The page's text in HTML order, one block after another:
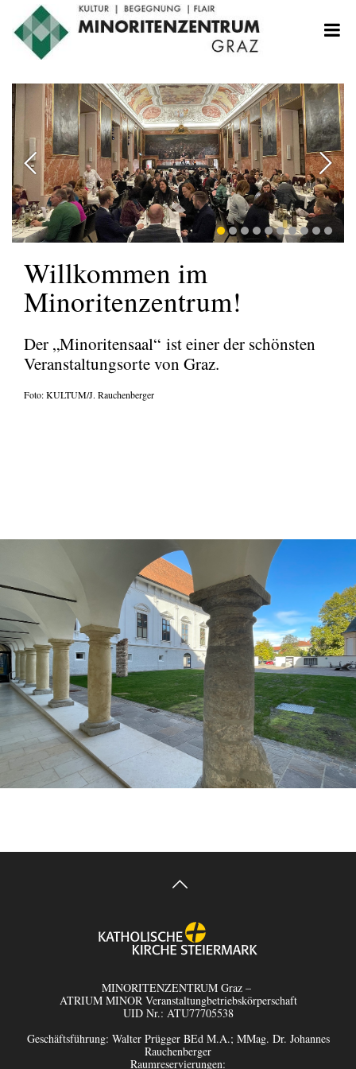
Willkommen im
Minoritenzentrum!
Der „Minoritensaal“ ist einer der schönsten
Veranstaltungsorte von Graz.
Foto: KULTUM/J. Rauchenberger
MINORITENZENTRUM Graz –
ATRIUM MINOR Veranstaltungbetriebskörperschaft
UID Nr.: ATU77705538
Geschäftsführung: Walter Prügger BEd M.A.; MMag. Dr. Johannes
Rauchenberger
Raumreservierungen: